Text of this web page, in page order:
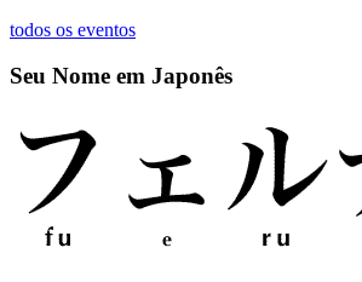
todos os eventos
Seu Nome em Japonês